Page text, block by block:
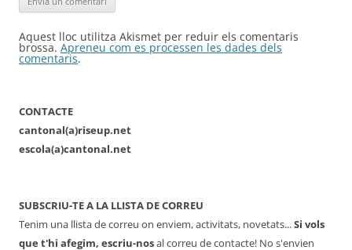
Aquest lloc utilitza Akismet per reduir els comentaris
brossa. Apreneu com es processen les dades dels
comentaris.
CONTACTE
cantonal(a)riseup.net
escola(a)cantonal.net
SUBSCRIU-TE A LA LLISTA DE CORREU
Tenim una llista de correu on enviem, activitats, novetats...Si vols
que t'hi afegim, escriu-nosal correu de contacte! No s'envien